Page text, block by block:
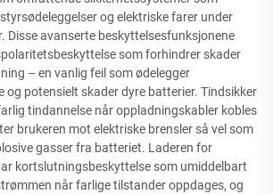
og elektriske farer under
Disse avanserte beskyttelsesfunksjonene
som forhindrer skader
– en vanlig feil som ødelegger
og potensielt skader dyre batterier. Tindsikker
tindannelse når oppladningskabler kobles
brukeren mot elektriske brensler så vel som
gasser fra batteriet. Laderen for
kortslutningsbeskyttelse som umiddelbart
når farlige tilstander oppdages, og